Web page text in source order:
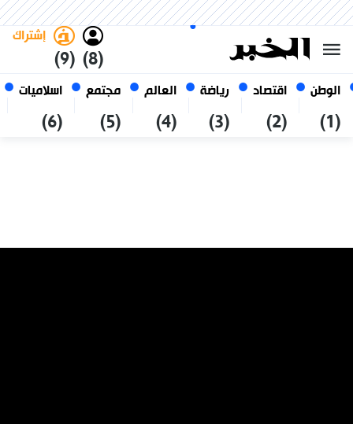
الوطن
(1)
اقتصاد
(2)
رياضة
(3)
العالم
(4)
مجتمع
(5)
اسلاميات
(6)
(8)
إشتراك
(9)
07 أغسطس 2026
الجزائر